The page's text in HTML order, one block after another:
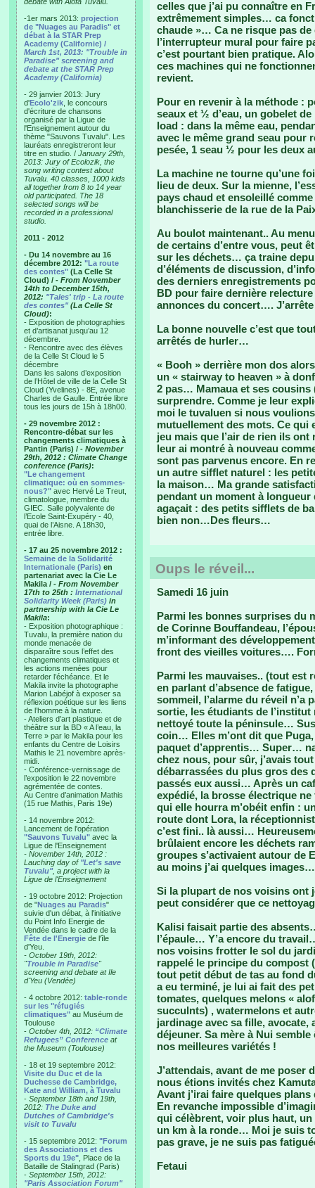
-1er mars 2013: projection
de "Nuages au Paradis" et
débat à la STAR Prep
Academy (Californie) /
March 1st, 2013: "Trouble in
Paradise" screening and
debate at the STAR Prep
Academy (California)
- 29 janvier 2013: Jury
d'Ecolo'zik , le concours
d'écriture de chansons
organisé par la Ligue de
l'Enseignement autour du
thème "Sauvons Tuvalu". Les
lauréats enregistreront leur
titre en studio. / January 29th,
2013: Jury of Ecolozik, the
song writing contest about
Tuvalu. 40 classes, 1000 kids
all together from 8 to 14 year
old participated. The 18
selected songs will be
recorded in a professional
studio.
2011 - 2012
- Du 14 novembre au 16
décembre 2012: "La route
des contes" (La Celle St
Cloud) / - From November
14th to December 15th,
2012: "Tales' trip - La route
des contes"(La Celle St
Cloud):
- Exposition de photographies
et d’artisanat jusqu’au 12
décembre.
- Rencontre avec des élèves
de la Celle St Cloud le 5
décembre
Dans les salons d’exposition
de l’Hôtel de ville de la Celle St
Cloud (Yvelines) - 8E, avenue
Charles de Gaulle. Entrée libre
tous les jours de 15h à 18h00.
- 29 novembre 2012 :
Rencontre-débat sur les
changements climatiques à
Pantin (Paris) / - November
29th, 2012 : Climate Change
conference (Paris):
"Le changement
climatique: où en sommes-
nous?" avec Hervé Le Treut,
climatologue, membre du
GIEC. Salle polyvalente de
l’Ecole Saint-Exupéry - 40,
quai de l’Aisne. A 18h30,
entrée libre.
- 17 au 25 novembre 2012 :
Semaine de la Solidarité
Internationale (Paris) en
partenariat avec la Cie Le
Makila / - From November
17th to 25th : International
Solidarity Week (Paris) in
partnership with la Cie Le
Makila:
- Exposition photographique :
Tuvalu, la première nation du
monde menacée de
disparaître sous l’effet des
changements climatiques et
les actions menées pour
retarder l’échéance. Et le
Makila invite la photographe
Marion Labéjof à exposer sa
réflexion poétique sur les liens
de l’homme à la nature.
- Ateliers d’art plastique et de
théâtre sur la BD « A l’eau, la
Terre » par le Makila pour les
enfants du Centre de Loisirs
Mathis le 21 novembre après-
midi.
- Conférence-vernissage de
l’exposition le 22 novembre
agrémentée de contes.
Au Centre d’animation Mathis
(15 rue Mathis, Paris 19e)
- 14 novembre 2012:
Lancement de l'opération
"Sauvons Tuvalu" avec la
Ligue de l'Enseignement
- November 14th, 2012 :
Lauching day of "Let's save
Tuvalu", a project with la
Ligue de l'Enseignement
- 19 octobre 2012: Projection
de "Nuages au Paradis"
suivie d'un débat, à l'initiative
du Point Info Energie de
Vendée dans le cadre de la
Fête de l'Energie de l'île
d'Yeu.
- October 19th, 2012:
"Trouble in Paradise"
screening and debate at Ile
d'Yeu (Vendée)
- 4 octobre 2012: table-ronde
sur les "réfugiés
climatiques" au Muséum de
Toulouse
- October 4th, 2012: “Climate
Refugees” Conference at
the Museum (Toulouse)
- 18 et 19 septembre 2012:
Visite du Duc et de la
Duchesse de Cambridge,
Kate and William, à Tuvalu
- September 18th and 19th,
2012: The Duke and
Dutches of Cambridge's
visit to Tuvalu
- 15 septembre 2012: "Forum
des Associations et des
Sports du 19e" , Place de la
Bataille de Stalingrad (Paris)
- September 15th, 2012:
"Paris Association Forum"
celles que j’ai pu connaître en
extrêmement simples… ca
chaude »… Ca ne risque pas
l’interrupteur mural pour faire
c’est pourtant bien pratique.
ces machines qui ne
revient.
Pour en revenir à la méthode :
seaux et ½ d’eau, un gobelet
load : dans la même eau,
avec le même grand seau pour
pesée, 1 seau ½ pour les deux
La machine ne tourne qu’une
lieu de deux. Sur la mienne,
pays chaud et ensoleillé
blanchisserie de la rue de la
Au boulot maintenant.. Au
de certains d’entre vous, peut
sur les déchets… ça traine
d’éléments de discussion,
des derniers enregistrements
BD pour faire dernière
annonces du concert….
La bonne nouvelle c’est que
arrêtés de hurler…
« Booh » derrière mon dos
un « stairway to heaven » à
2 pas… Mamaua et ses cousins
surprendre. Comme je leur
moi le tuvaluen si nous
mutuellement des mots. Ce qui
jeu mais que l’air de rien ils
leur ai montré à nouveau
sont pas parvenus encore. En
un autre sifflet naturel : les
la maison… Ma grande
pendant un moment à
agaçait : des petits sifflets de
bien non…Des fleurs…
Oups le réveil...
Samedi 16 juin
Parmi les bonnes surprises du
de Corinne Bouffandeau,
m’informant des
front des vieilles voitures….
Parmi les mauvaises.. (tout est
en parlant d’absence de
sommeil, l’alarme du réveil n’a
sortie, les étudiants de
nettoyé toute la péninsule…
coin… Elles m’ont dit que
paquet d’apprentis… Super…
chez nous, pour sûr, j’avais
débarrassées du plus gros des
passés eux aussi… Après un
expédié, la brosse électrique
qui elle hourra m’obéit enfin :
route dont Lora, la
c’est fini.. là aussi…
brûlaient encore les déchets
groupes s’activaient autour de
au moins j’ai quelques images…
Si la plupart de nos voisins ont
peut considérer que ce
Kalisi faisait partie des
l’épaule… Y’a encore du
nos voisins frotter le sol du
rappelé le principe du compost
tout petit début de tas au fond
a eu terminé, je lui ai fait des
tomates, quelques melons «
succulnts) , watermelons et
jardinage avec sa fille,
déjeuner. Sa mère à Nui
nos meilleures variétés !
J’attendais, avant de me poser
nous étions invités chez
Avant j’irai faire quelques
En revanche impossible
qui célèbrent, voir plus haut,
un km à la ronde… Moi je suis
pas grave, je ne suis pas
Fetaui